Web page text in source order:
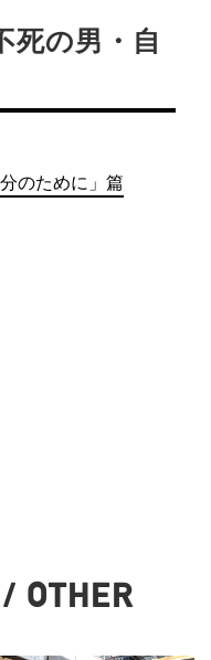
死の男・自
のために」篇
OTHER